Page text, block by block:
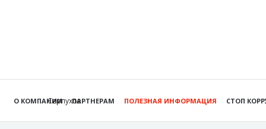
Серпухов
О КОМПАНИИ ПАРТНЕРАМ ПОЛЕЗНАЯ ИНФОРМАЦИЯ СТОП